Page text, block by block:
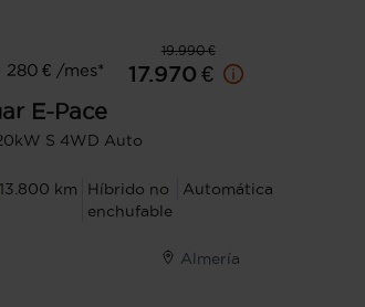
19.990 €
280 € /mes*
17.970 €
E-Pace
S 4WD Auto
km
Híbrido no
enchufable
Automática
Almería